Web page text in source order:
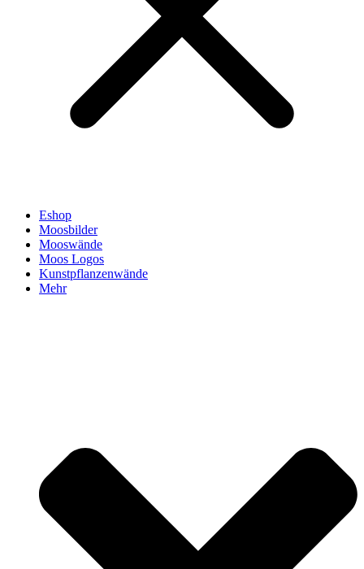
Eshop
Moosbilder
Mooswände
Moos Logos
Kunstpflanzenwände
Mehr